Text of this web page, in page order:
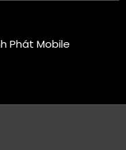
Phát Mobile